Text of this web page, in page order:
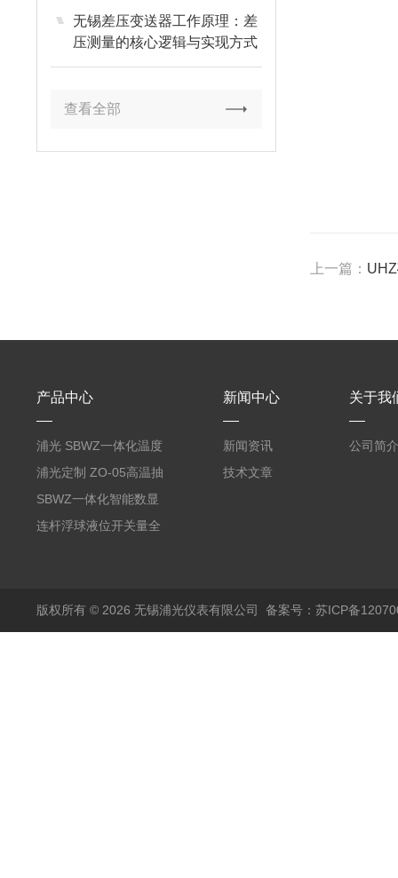
无锡差压变送器工作原理：差
压测量的核心逻辑与实现方式
查看全部
上一篇： UHZ
产品中心
浦光 SBWZ一体化温度
变送器传感器 防爆热电
阻PT100 数显远传4-
20mA2
浦光定制 ZO-05高温抽
气式氧化锆分析仪 防爆
耐腐蚀检测仪
SBWZ一体化智能数显
温度变送器传感器防爆
连杆浮球液位开关量全
新闻中心
新闻资讯
技术文章
关于我
公司简介
版权所有 © 2026 无锡浦光仪表有限公司 备案号：苏ICP备